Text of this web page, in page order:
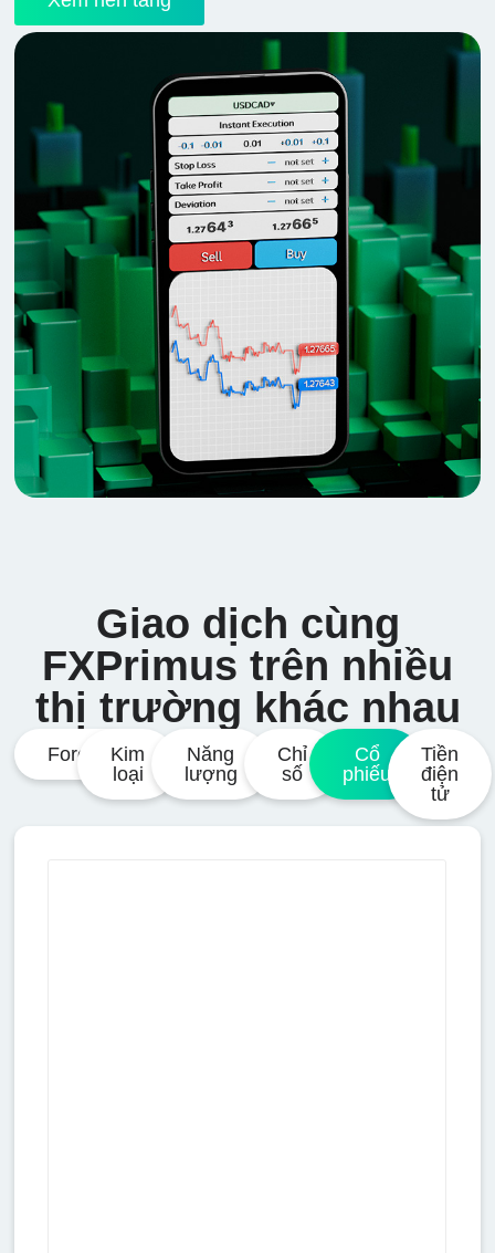
Giao dịch cùng
FXPrimus trên nhiều
thị trường khác nhau
Forex
Kim
loại
Năng
lượng
Chỉ
số
Cổ
phiếu
Tiền
điện
tử